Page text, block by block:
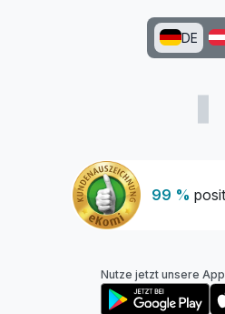
99 %
DE
Nutze jetzt unsere App